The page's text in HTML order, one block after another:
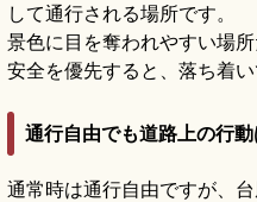
して通行される場所です。
景色に目を奪われやすい場
安全を優先すると、落ち着い
通行自由でも道路上の行
通常時は通行自由ですが、